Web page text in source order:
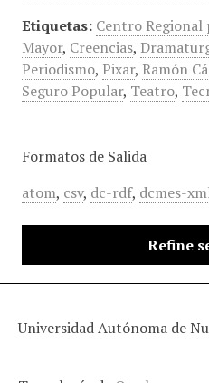
Etiquetas: Centro
Mayor, Creencias,
Periodismo, Pixar, Ramón
Seguro Popular, Teatro,
Formatos de Salida
atom, csv, dc-rdf, dcmes-
Refine
Universidad Autónoma de